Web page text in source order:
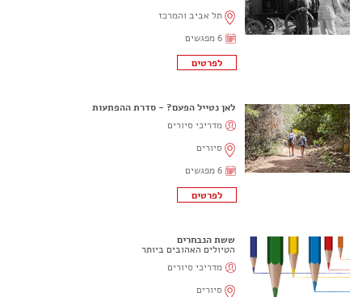
תל אביב והמרכז
6 מפגשים
לאן נטייל הפעם? - סדרת ההפתעות
מדריכי סיורים
סיורים
6 מפגשים
ששת הנבחרים
הטיולים האהובים ביותר
מדריכי סיורים
סיורים